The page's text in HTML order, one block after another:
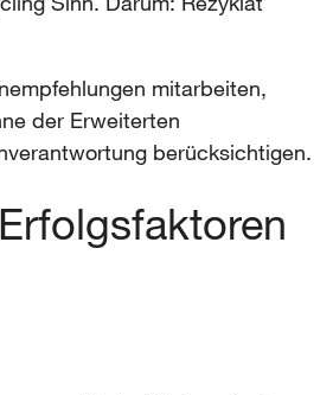
mitarbeiten,
der Erweiterten
berücksichtigen.